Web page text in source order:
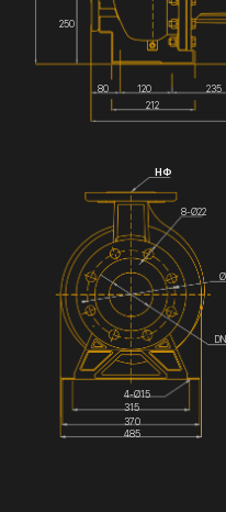
250
80 120 235
212
НФ
8-Ø22
4-Ø15
315
370
485